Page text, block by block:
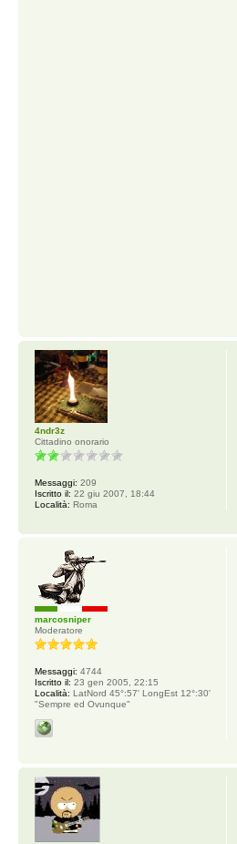
4ndr3z
Cittadino onorario
Messaggi: 209
Iscritto il: 22 giu 2007, 18:44
Località: Roma
marcosniper
Moderatore
Messaggi: 4744
Iscritto il: 23 gen 2005, 22:15
Località: LatNord 45°:57' LongEst 12°:30'
"Sempre ed Ovunque"